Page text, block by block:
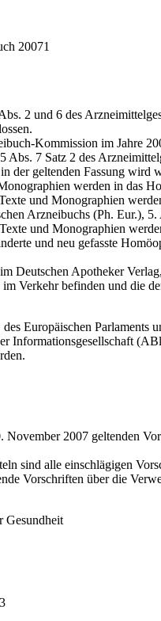
20071
2 und 6 des
Kommission im Jahre
Abs. 7 Satz 2 des
der geltenden Fassung wird
werden in das
und Monographien
Arzneibuchs (Ph. Eur.),
und Monographien
und neu gefasste
Deutschen Apotheker
Verkehr befinden und die
Europäischen Parlaments
Informationsgesellschaft
2007 geltenden
sind alle einschlägigen
Vorschriften über die
Gesundheit